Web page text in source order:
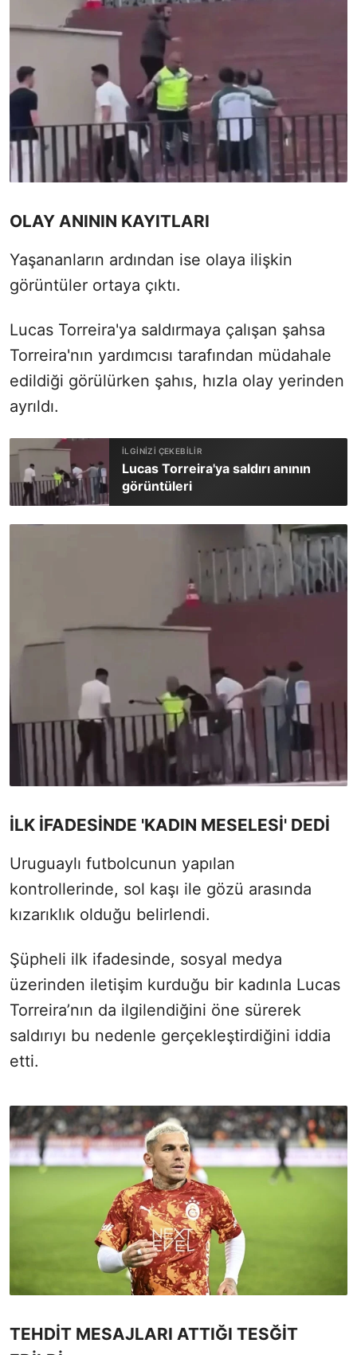
OLAY ANININ KAYITLARI
Yaşananların ardından ise olaya ilişkin
görüntüler ortaya çıktı.
Lucas Torreira'ya saldırmaya çalışan şahsa
Torreira'nın yardımcısı tarafından müdahale
edildiği görülürken şahıs, hızla olay yerinden
ayrıldı.
Lucas Torreira'ya saldırı anının
görüntüleri
İLK İFADESİNDE 'KADIN MESELESİ' DEDİ
Uruguaylı futbolcunun yapılan
kontrollerinde, sol kaşı ile gözü arasında
kızarıklık olduğu belirlendi.
Şüpheli ilk ifadesinde, sosyal medya
üzerinden iletişim kurduğu bir kadınla Lucas
Torreira’nın da ilgilendiğini öne sürerek
saldırıyı bu nedenle gerçekleştirdiğini iddia
etti.
TEHDİT MESAJLARI ATTIĞI TESĞİT